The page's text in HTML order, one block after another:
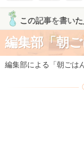
この記事を書いた
編集部「朝
編集部による「朝ごは